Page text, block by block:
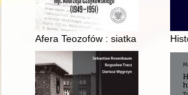
Afera Teozofów : siatka